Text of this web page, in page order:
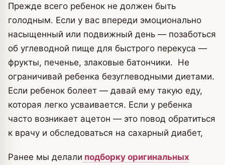
Прежде всего ребенок не должен быть
голодным. Если у вас впереди эмоционально
насыщенный или подвижный день — позаботься
об углеводной пище для быстрого перекуса —
фрукты, печенье, злаковые батончики. Не
ограничивай ребенка безуглеводными диетами.
Если ребенок болеет — давай ему такую еду,
которая легко усваивается. Если у ребенка
часто возникает ацетон — это повод обратиться
к врачу и обследоваться на сахарный диабет,
Ранее мы делали подборку оригинальных